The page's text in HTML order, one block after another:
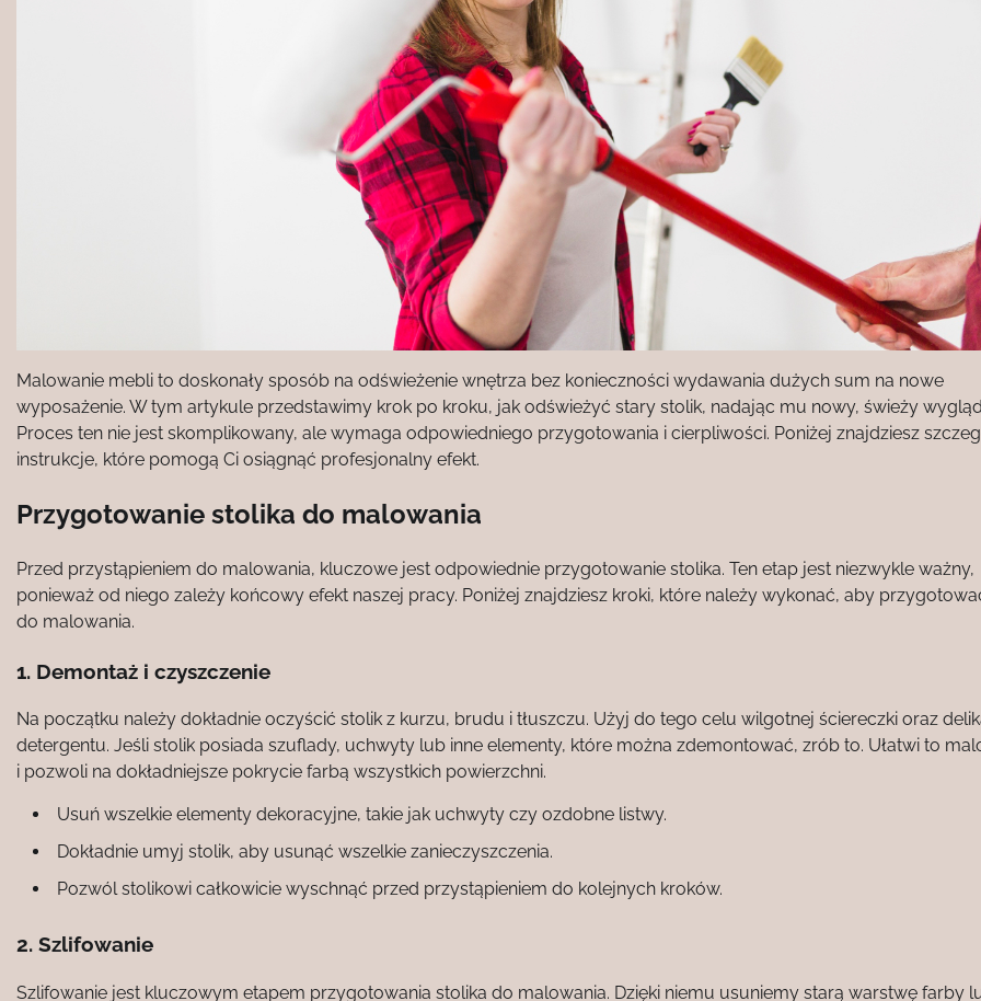
Malowanie mebli to doskonały sposób na odświeżenie wnętrza bez konieczności wydawania dużych sum na nowe
wyposażenie. W tym artykule przedstawimy krok po kroku, jak odświeżyć stary stolik, nadając mu nowy, świeży
Proces ten nie jest skomplikowany, ale wymaga odpowiedniego przygotowania i cierpliwości. Poniżej znajdziesz
instrukcje, które pomogą Ci osiągnąć profesjonalny efekt.
Przygotowanie stolika do malowania
Przed przystąpieniem do malowania, kluczowe jest odpowiednie przygotowanie stolika. Ten etap jest niezwykle ważny,
ponieważ od niego zależy końcowy efekt naszej pracy. Poniżej znajdziesz kroki, które należy wykonać, aby
do malowania.
1. Demontaż i czyszczenie
Na początku należy dokładnie oczyścić stolik z kurzu, brudu i tłuszczu. Użyj do tego celu wilgotnej ściereczki oraz
detergentu. Jeśli stolik posiada szuflady, uchwyty lub inne elementy, które można zdemontować, zrób to. Ułatwi to
i pozwoli na dokładniejsze pokrycie farbą wszystkich powierzchni.
Usuń wszelkie elementy dekoracyjne, takie jak uchwyty czy ozdobne listwy.
Dokładnie umyj stolik, aby usunąć wszelkie zanieczyszczenia.
Pozwól stolikowi całkowicie wyschnąć przed przystąpieniem do kolejnych kroków.
2. Szlifowanie
Szlifowanie jest kluczowym etapem przygotowania stolika do malowania. Dzięki niemu usuniemy starą warstwę farby